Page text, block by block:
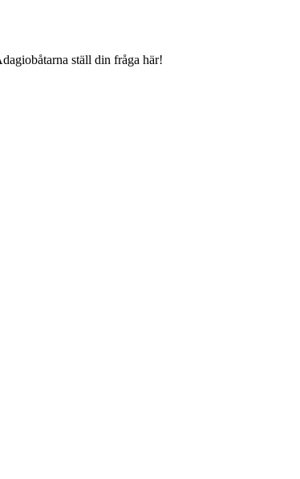
ställ din fråga här!